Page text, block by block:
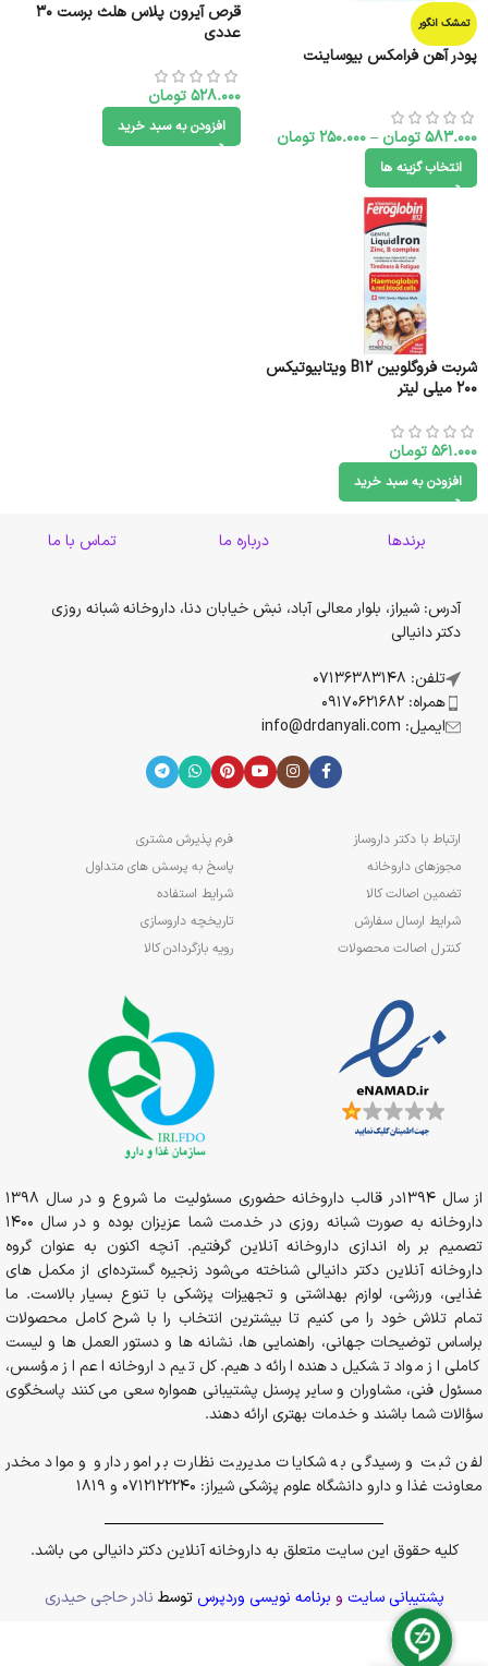
تمشک انگور
پودر آهن فرامکس بیوساینت
583.000تومان –
250.000تومان
انتخاب گزینه ها
قرص آیرون پلاس هلث برست 30
عددی
528.000تومان
افزودن به سبد خرید
شربت فروگلوبین B12 ویتابیوتیکس
۲۰۰ میلی لیتر
561.000تومان
افزودن به سبد خرید
برندها درباره ما تماس با ما
آدرس: شیراز، بلوار معالی آباد، نبش خیابان دنا، داروخانه شبانه روزی
دکتر دانیالی
تلفن: 07136383148
همراه: 09170621682
ایمیل: info@drdanyali.com
ارتباط با دکتر داروساز
مجوزهای داروخانه
تضمین اصالت کالا
شرایط ارسال سفارش
کنترل اصالت محصولات
فرم پذیرش مشتری
پاسخ به پرسش های متداول
شرایط استفاده
تاریخچه داروسازی
رویه بازگردادن کالا
از سال 1394در قالب داروخانه حضوری مسئولیت ما شروع و در سال 1398
داروخانه به صورت شبانه روزی در خدمت شما عزیزان بوده و در سال 1400
تصمیم بر راه اندازی داروخانه آنلاین گرفتیم. آنچه اکنون به عنوان گروه
داروخانه آنلاین دکتر دانیالی شناخته می‌شود زنجیره گسترده‌ای از مکمل های
غذایی، ورزشی، لوازم بهداشتی و تجهیزات پزشکی با تنوع بسیار بالاست. ما
تمام تلاش خود را می کنیم تا بیشترین انتخاب را با شرح کامل محصولات
براساس توضیحات جهانی، راهنمایی ها، نشانه ها و دستور العمل ها و لیست
کاملی از مواد تشکیل دهنده ارائه دهیم. کل تیم داروخانه اعم از مؤسس،
مسئول فنی، مشاوران و سایر پرسنل پشتیبانی همواره سعی می کنند پاسخگوی
سؤالات شما باشند و خدمات بهتری ارائه دهند.
لفن ثبت و رسیدگی به شکایات مدیریت نظارت بر امور دارو و مواد مخدر
معاونت غذا و دارو دانشگاه علوم پزشکی شیراز: 0712122240 و 1819
کلیه حقوق این سایت متعلق به داروخانه آنلاین دکتر دانیالی می باشد.
پشتیبانی سایت و برنامه نویسی وردپرس توسط نادر حاجی حیدری